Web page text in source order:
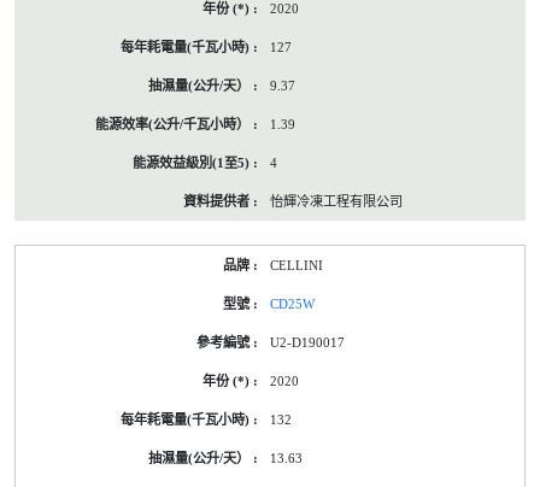
2020
127
9.37
1.39
4
怡輝冷凍工程有限公司
CELLINI
CD25W
U2-D190017
2020
132
13.63